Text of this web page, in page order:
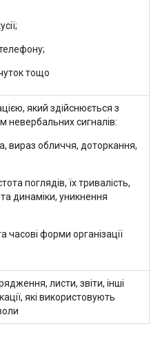
тощо
який здійснюється з
невербальних сигналів:
вираз обличчя, доторкання,
поглядів, їх тривалість,
динаміки, уникнення
часові форми організації
листи, звіти, інші
які використовують